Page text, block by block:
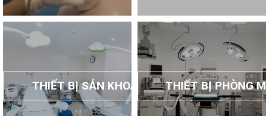
THIẾT BỊ SẢN KHOA THIẾT BỊ PHÒNG